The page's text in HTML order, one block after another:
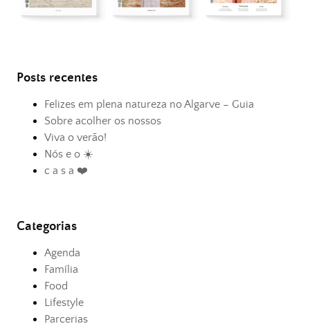
Posts recentes
Felizes em plena natureza no Algarve – Guia
Sobre acolher os nossos
Viva o verão!
Nós e o ☀️
c a s a ❤️
Categorias
Agenda
Família
Food
Lifestyle
Parcerias